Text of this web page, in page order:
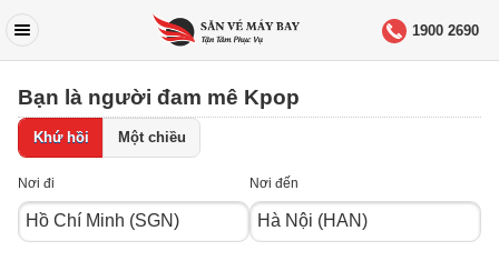
1900 2690
Bạn là người đam mê Kpop
Khứ hồi Một chiều
Nơi đi Nơi đến